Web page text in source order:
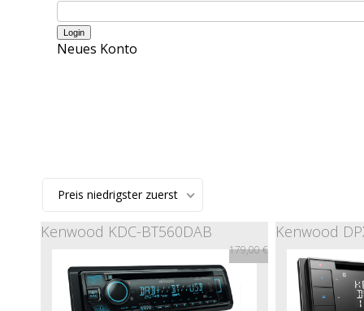
Neues Konto
Preis niedrigster zuerst
Kenwood KDC-BT560DAB
179,00 €
Kenwood